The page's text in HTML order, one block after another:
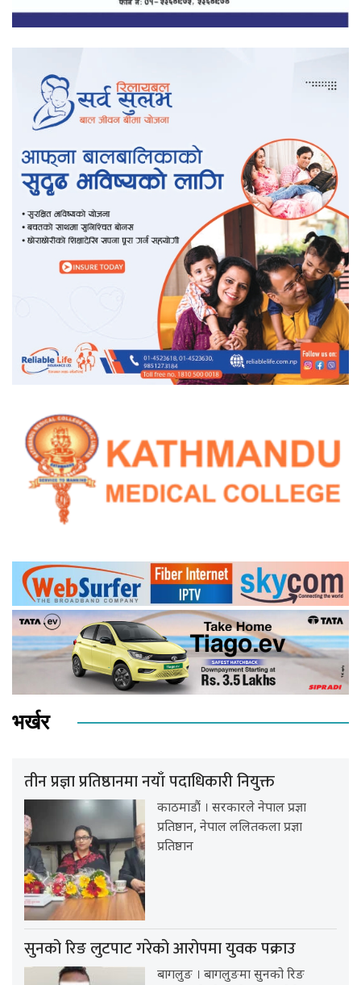
भर्खर
तीन प्रज्ञा प्रतिष्ठानमा नयाँ पदाधिकारी नियुक्त
काठमाडौं । सरकारले नेपाल प्रज्ञा
प्रतिष्ठान, नेपाल ललितकला प्रज्ञा
प्रतिष्ठान
सुनको रिङ लुटपाट गरेको आरोपमा युवक पक्राउ
बागलुङ । बागलुङमा सुनको रिङ